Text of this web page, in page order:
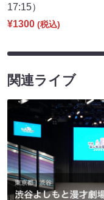
17:15）
¥1300 (税込)
関連ライブ